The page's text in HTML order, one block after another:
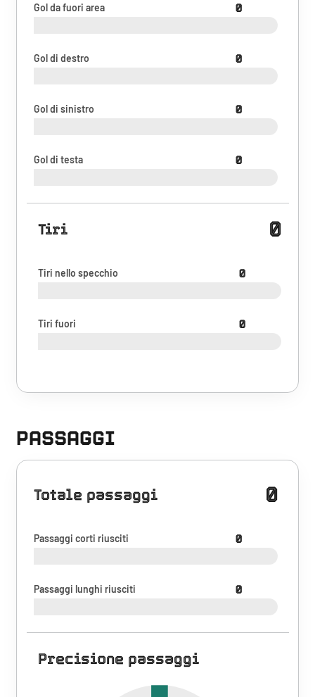
Gol da fuori area 0
Gol di destro 0
Gol di sinistro 0
Gol di testa 0
Tiri 0
Tiri nello specchio 0
Tiri fuori 0
PASSAGGI
Totale passaggi 0
Passaggi corti riusciti 0
Passaggi lunghi riusciti 0
Precisione passaggi